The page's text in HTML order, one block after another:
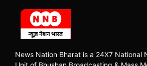
News Nation Bharat is a 24X7 National